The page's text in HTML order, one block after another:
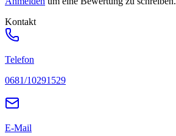
Kontakt
Telefon
0681/10291529
E-Mail